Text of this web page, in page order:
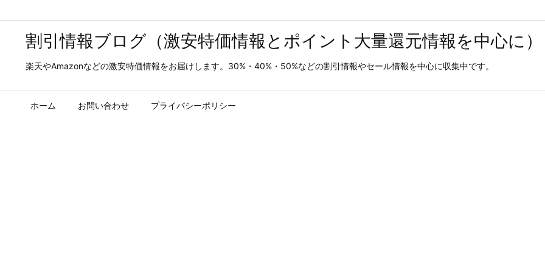
割引情報ブログ（激安特価情報とポイント大量還元情報を中心に）
楽天やAmazonなどの激安特価情報をお届けします。30%・40%・50%などの割引情報やセール情報を中心に収集中です。
ホーム お問い合わせ プライバシーポリシー